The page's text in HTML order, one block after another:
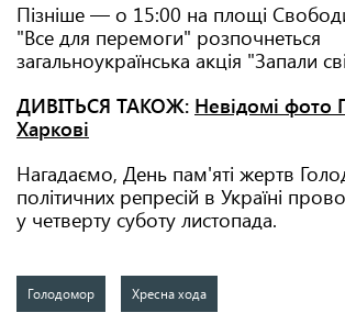
Пізніше — о 15:00 на площі
"Все для перемоги" розпочнеться
загальноукраїнська акція "Запали
ДИВІТЬСЯ ТАКОЖ: Невідомі фото
Харкові
Нагадаємо, День пам'яті жертв
політичних репресій в Україні
у четверту суботу листопада.
Голодомор Хресна хода